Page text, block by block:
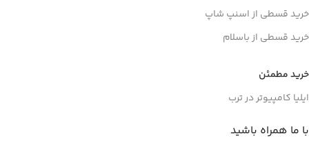
خرید قسطی از اسنپ شاپ
خرید قسطی از باسلام
خرید مطمئن
ایلیا کامپیوتر در ترب
با ما همراه باشید